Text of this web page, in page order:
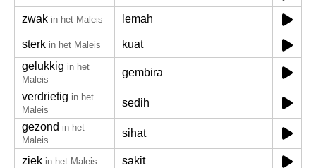
zwak in het Maleis lemah
sterk in het Maleis
kuat
gelukkig in het
Maleis
gembira
verdrietig in het
Maleis
sedih
gezond in het
Maleis
sihat
ziek in het Maleis sakit